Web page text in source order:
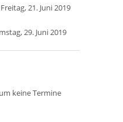
21. Juni 2019
29. Juni 2019
keine Termine